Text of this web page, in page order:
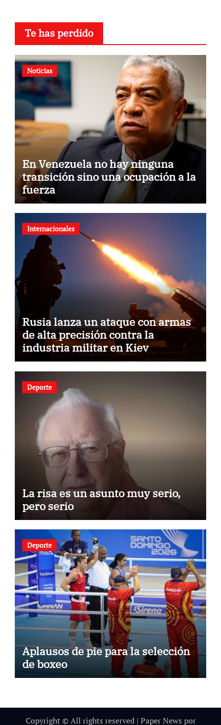
Te has perdido
Noticias
En Venezuela no hay ninguna
transición sino una ocupación a la
fuerza
Internacionales
Rusia lanza un ataque con armas
de alta precisión contra la
industria militar en Kiev
Deporte
La risa es un asunto muy serio,
pero serio
Deporte
Aplausos de pie para la selección
de boxeo
Copyright © All rights reserved | Paper News por